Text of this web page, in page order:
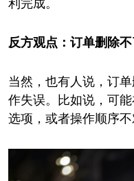
利完成。
反方观点：订单删除
当然，也有人说，订
作失误。比如说，可
选项，或者操作顺序不